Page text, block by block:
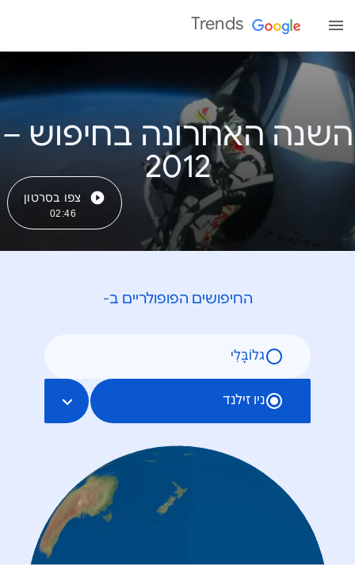
Trends
השנה האחרונה בחיפוש –
‏2012
צפו בסרטון
02:46
החיפושים הפופולריים ב-
גלוֹבָּלִי
ניו זילנד